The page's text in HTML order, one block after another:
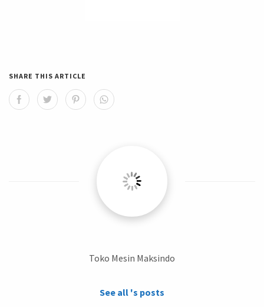
SHARE THIS ARTICLE
Toko Mesin Maksindo
See all 's posts